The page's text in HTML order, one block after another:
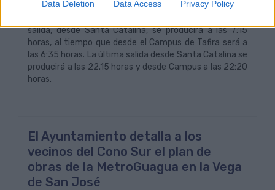
Data Deletion Data Access Privacy Policy
verano, llegando hasta el interior del Campus de Tafira,
salida, desde Santa Catalina, se producirá a las 7:15
horas, al tiempo que desde el Campus de Tafira será a
las 6:35 horas. La última salida desde Santa Catalina se
producirá a las 22.15 horas y desde Campus a las 22:20
horas.
El Ayuntamiento detalla a los
vecinos del Cono Sur el plan de
obras de la MetroGuagua en la Vega
de San José